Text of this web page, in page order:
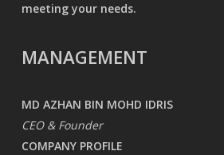
meeting your needs.
MANAGEMENT
MD AZHAN BIN MOHD IDRIS
CEO & Founder
COMPANY PROFILE